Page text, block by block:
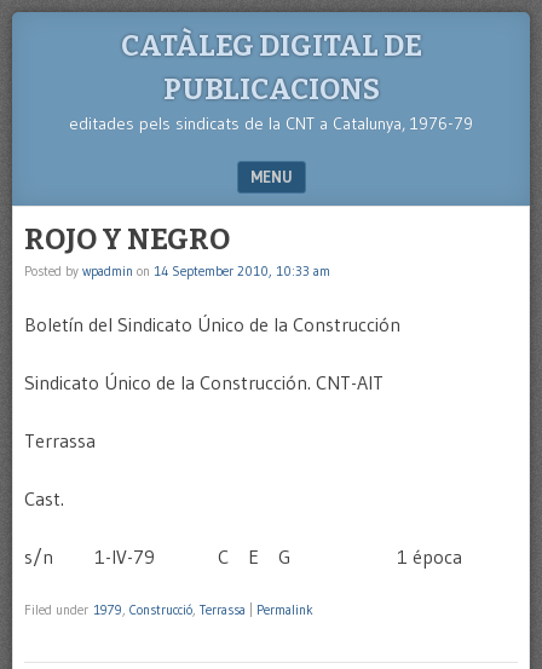
CATÀLEG DIGITAL DE
PUBLICACIONS
editades pels sindicats de la CNT a Catalunya, 1976-79
MENU
ROJO Y NEGRO
Posted by wpadmin on 14 September 2010, 10:33 am
Boletín del Sindicato Único de la Construcción
Sindicato Único de la Construcción. CNT-AIT
Terrassa
Cast.
s/n 1-IV-79 C E G 1 época
Filed under 1979, Construcció, Terrassa Permalink